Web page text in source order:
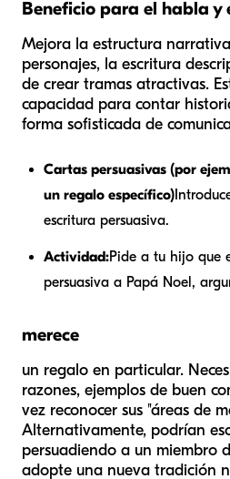
Beneficio para el habla y
Mejora la estructura
personajes, la escritura
de crear tramas atractivas.
capacidad para contar
forma sofisticada de
Cartas persuasivas (por
un regalo específico)
escritura persuasiva.
Actividad:Pide a tu hijo que
persuasiva a Papá Noel,
merece
un regalo en particular.
razones, ejemplos de buen
vez reconocer sus "áreas de
Alternativamente, podrían
persuadiendo a un miembro
adopte una nueva tradición